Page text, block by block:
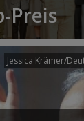
Preis
Jessica Krämer/